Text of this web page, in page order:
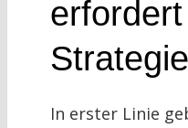
In erster Linie